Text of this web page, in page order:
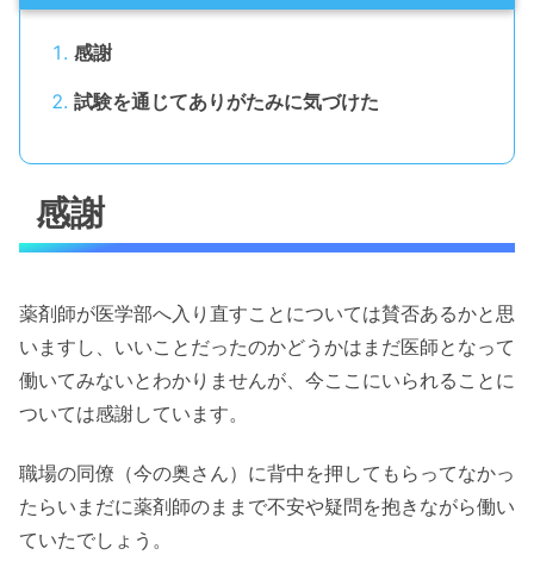
感謝
試験を通じてありがたみに気づけた
感謝
薬剤師が医学部へ入り直すことについては賛否あるかと思
いますし、いいことだったのかどうかはまだ医師となって
働いてみないとわかりませんが、今ここにいられることに
ついては感謝しています。
職場の同僚（今の奥さん）に背中を押してもらってなかっ
たらいまだに薬剤師のままで不安や疑問を抱きながら働い
ていたでしょう。